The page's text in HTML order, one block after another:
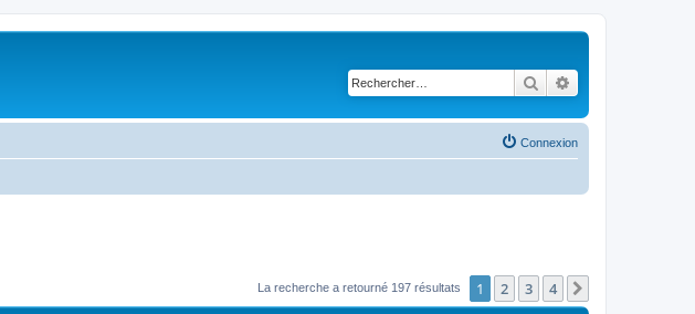
Rechercher
Connexion
La recherche a retourné 197 résultats 1 2 3 4